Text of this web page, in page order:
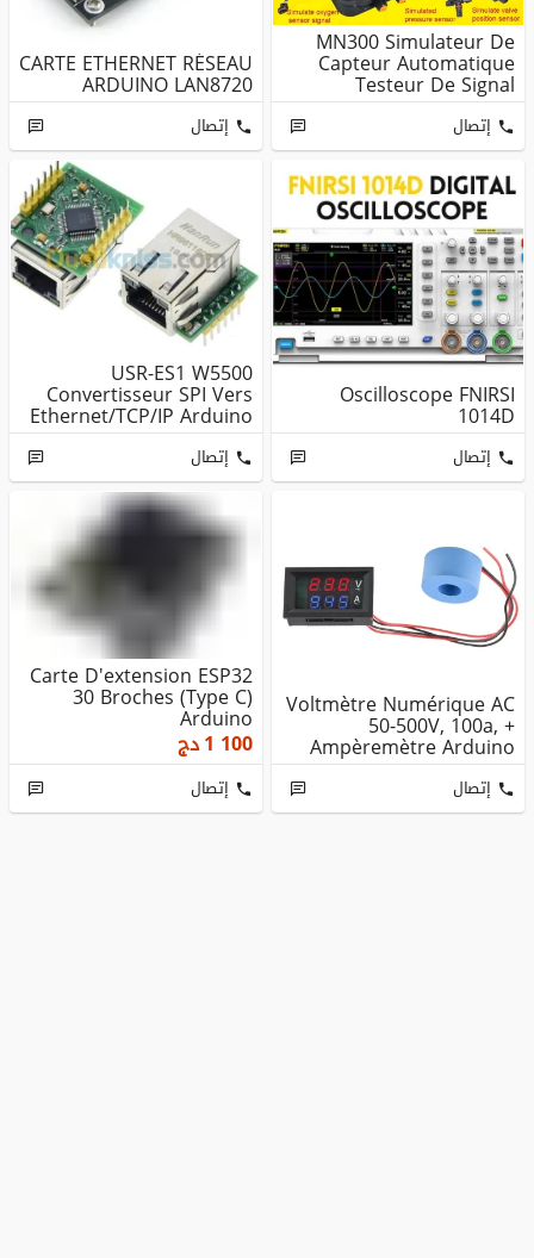
MN300 Simulateur De
Capteur Automatique
Testeur De Signal
Automobile R...
إتصال
CARTE ETHERNET RÉSEAU
ARDUINO LAN8720
إتصال
Oscilloscope FNIRSI
1014D
إتصال
USR-ES1 W5500
Convertisseur SPI Vers
Ethernet/TCP/IP Arduino
إتصال
Voltmètre Numérique AC
50-500V, 100a, +
Ampèremètre Arduino
إتصال
Carte D'extension ESP32
30 Broches (Type C)
Arduino
1 100دج
إتصال